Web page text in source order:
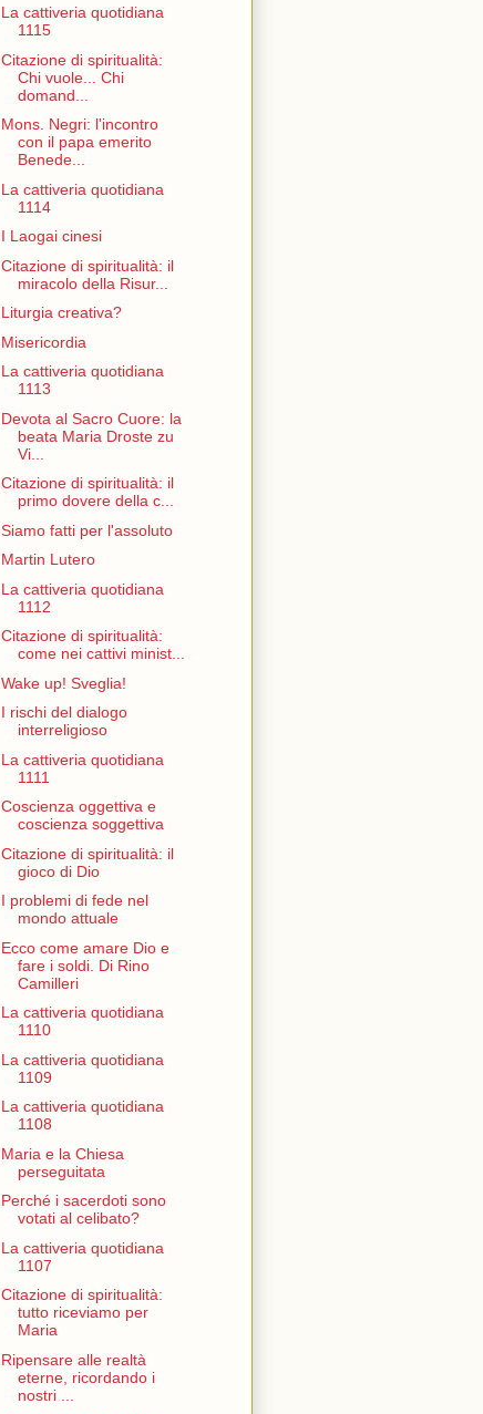
La cattiveria quotidiana
1115
Citazione di spiritualità:
Chi vuole... Chi
domand...
Mons. Negri: l'incontro
con il papa emerito
Benede...
La cattiveria quotidiana
1114
I Laogai cinesi
Citazione di spiritualità: il
miracolo della Risur...
Liturgia creativa?
Misericordia
La cattiveria quotidiana
1113
Devota al Sacro Cuore: la
beata Maria Droste zu
Vi...
Citazione di spiritualità: il
primo dovere della c...
Siamo fatti per l'assoluto
Martin Lutero
La cattiveria quotidiana
1112
Citazione di spiritualità:
come nei cattivi minist...
Wake up! Sveglia!
I rischi del dialogo
interreligioso
La cattiveria quotidiana
1111
Coscienza oggettiva e
coscienza soggettiva
Citazione di spiritualità: il
gioco di Dio
I problemi di fede nel
mondo attuale
Ecco come amare Dio e
fare i soldi. Di Rino
Camilleri
La cattiveria quotidiana
1110
La cattiveria quotidiana
1109
La cattiveria quotidiana
1108
Maria e la Chiesa
perseguitata
Perché i sacerdoti sono
votati al celibato?
La cattiveria quotidiana
1107
Citazione di spiritualità:
tutto riceviamo per
Maria
Ripensare alle realtà
eterne, ricordando i
nostri ...